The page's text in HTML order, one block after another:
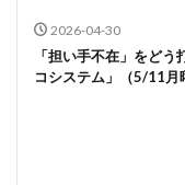
2026-04-30
「担い手不在」をど
コシステム」（5/11月